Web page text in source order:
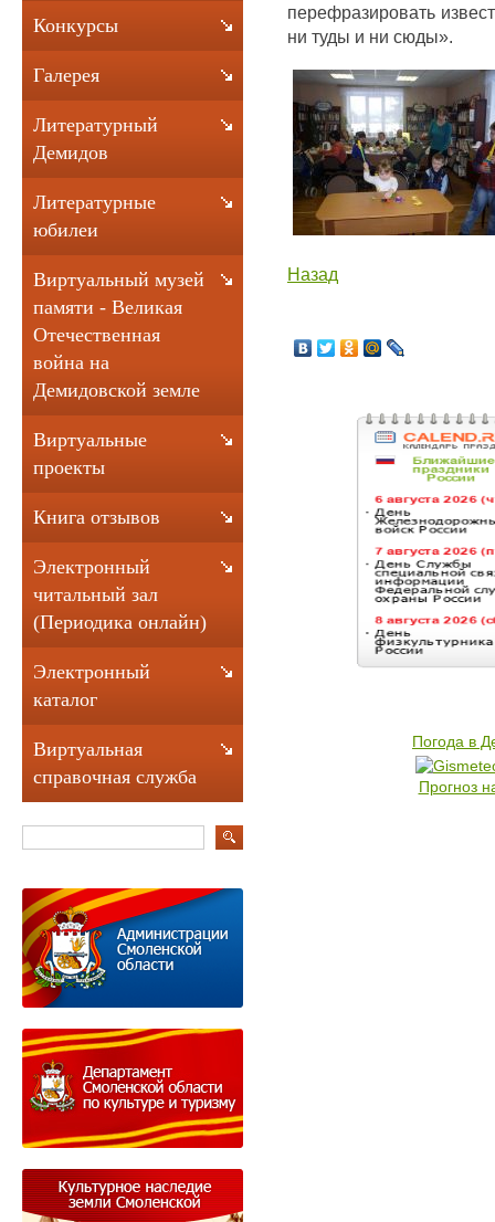
перефразировать
ни туды и ни сюды».
Назад
Погода в
Прогноз
Конкурсы
Галерея
Литературный
Демидов
Литературные
юбилеи
Виртуальный музей
памяти - Великая
Отечественная
война на
Демидовской земле
Виртуальные
проекты
Книга отзывов
Электронный
читальный зал
(Периодика онлайн)
Электронный
каталог
Виртуальная
справочная служба